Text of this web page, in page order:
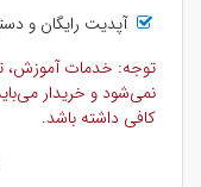
آپدیت رایگان و
توجه: خدمات آموزش،
نمی‌شود و خریدار
کافی داشته باشد.